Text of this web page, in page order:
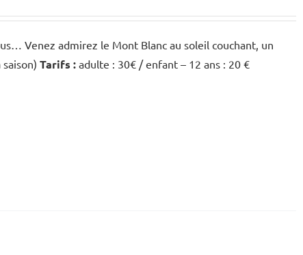
Venez admirez le Mont Blanc au soleil couchant, un
saison)Tarifs : adulte : 30€ / enfant – 12 ans : 20 €